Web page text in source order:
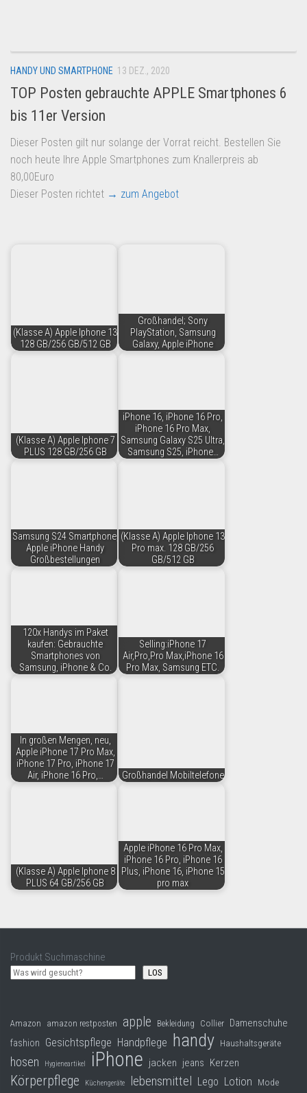
Amazon
Aldi
Lidl
Kostenlos verkaufen
Anmelden
Kostenlos Registrieren
HANDY UND SMARTPHONE 13 DEZ., 2020
TOP Posten gebrauchte APPLE Smartphones 6
bis 11er Version
Dieser Posten gilt nur solange der Vorrat reicht. Bestellen Sie
noch heute Ihre Apple Smartphones zum Knallerpreis ab
80,00Euro
Dieser Posten richtet → zum Angebot
(Klasse A) Apple Iphone 13
128 GB/256 GB/512 GB
Großhandel; Sony
PlayStation, Samsung
Galaxy, Apple iPhone
(Klasse A) Apple Iphone 7
PLUS 128 GB/256 GB
iPhone 16, iPhone 16 Pro,
iPhone 16 Pro Max,
Samsung Galaxy S25 Ultra,
Samsung S25, iPhone…
Samsung S24 Smartphone,
Apple iPhone Handy
Großbestellungen
(Klasse A) Apple Iphone 13
Pro max. 128 GB/256
GB/512 GB
120x Handys im Paket
kaufen: Gebrauchte
Smartphones von
Samsung, iPhone & Co.
Selling:iPhone 17
Air,Pro,Pro Max,iPhone 16
Pro Max, Samsung ETC.
In großen Mengen, neu,
Apple iPhone 17 Pro Max,
iPhone 17 Pro, iPhone 17
Air, iPhone 16 Pro,…
Großhandel Mobiltelefone
(Klasse A) Apple Iphone 8
PLUS 64 GB/256 GB
Apple iPhone 16 Pro Max,
iPhone 16 Pro, iPhone 16
Plus, iPhone 16, iPhone 15
pro max
Produkt Suchmaschine
LOS
Amazon amazon restposten apple Bekleidung Collier Damenschuhe
fashion Gesichtspflege Handpflege handy Haushaltsgeräte
hosen Hygieneartikel iPhone jacken jeans Kerzen
Körperpflege Küchengeräte lebensmittel Lego Lotion Mode